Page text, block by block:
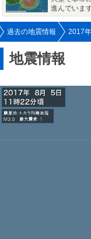
進んでいま
過去の地震情報 2017
地震情報